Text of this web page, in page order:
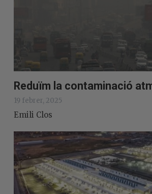
Reduïm la contaminació
19 febrer, 2025
Emili Clos